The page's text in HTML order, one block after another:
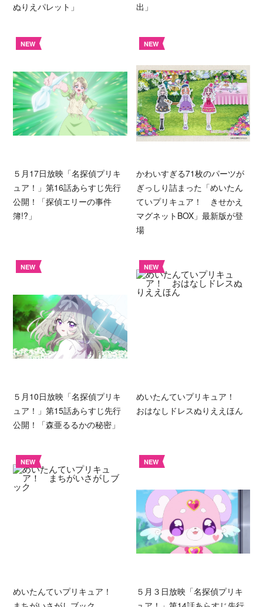
ぬりえパレット」
出」
NEW
５月17日放映「名探偵プリキ
ュア！」第16話あらすじ先行
公開！「探偵エリーの事件
簿!?」
NEW
かわいすぎる71枚のパーツが
ぎっしり詰まった「めいたん
ていプリキュア！ きせかえ
マグネットBOX」最新版が登
場
NEW
５月10日放映「名探偵プリキ
ュア！」第15話あらすじ先行
公開！「森亜るるかの秘密」
NEW
めいたんていプリキュア！
おはなしドレスぬりええほん
NEW
めいたんていプリキュア！
NEW
５月３日放映「名探偵プリキ